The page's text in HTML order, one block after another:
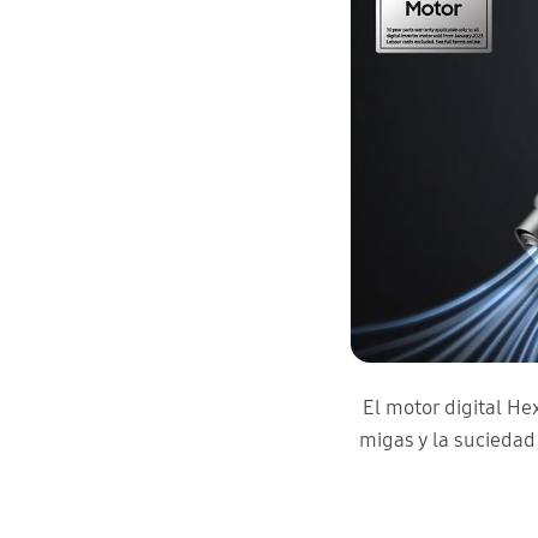
El motor digital
migas y la